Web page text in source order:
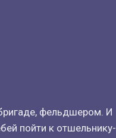
фельдшером. И
пойти к отшельнику-